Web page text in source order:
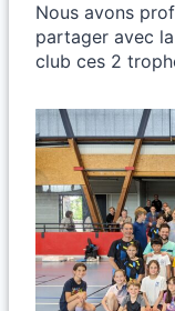
Nous avons
partager avec
club ces 2